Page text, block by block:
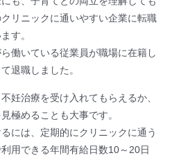
リニックに通いやすい企業に転職
す。
働いている従業員が職場に在籍し
退職しました。
妊治療を受け入れてもらえるか、
極めることも大事です。
には、定期的にクリニックに通う
用できる年間有給日数10～20日